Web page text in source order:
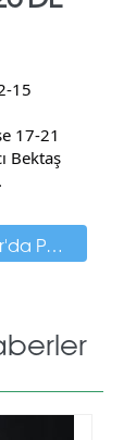
15
17-21
Bektaş
Paylaş